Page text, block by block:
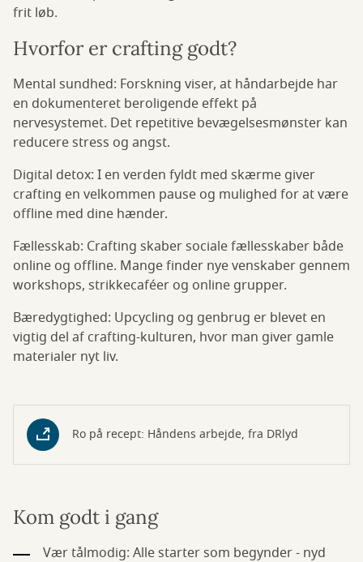
frit løb.
Hvorfor er crafting godt?
Mental sundhed: Forskning viser, at håndarbejde har
en dokumenteret beroligende effekt på
nervesystemet. Det repetitive bevægelsesmønster kan
reducere stress og angst.
Digital detox: I en verden fyldt med skærme giver
crafting en velkommen pause og mulighed for at være
offline med dine hænder.
Fællesskab: Crafting skaber sociale fællesskaber både
online og offline. Mange finder nye venskaber gennem
workshops, strikkecaféer og online grupper.
Bæredygtighed: Upcycling og genbrug er blevet en
vigtig del af crafting-kulturen, hvor man giver gamle
materialer nyt liv.
Ro på recept: Håndens arbejde, fra DRlyd
Kom godt i gang
Vær tålmodig: Alle starter som begynder - nyd